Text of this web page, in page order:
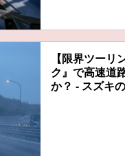
【限界ツーリ
ク』で高速道
か？ - スズキ